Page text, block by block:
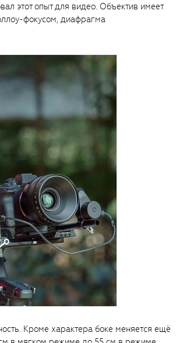
этот опыт для видео. Объектив имеет
фокусом, диафрагма
Кроме характера боке меняется ещё